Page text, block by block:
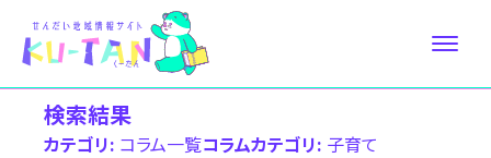
検索結果
カテゴリ: コラム⼀覧コラムカテゴリ: 子育て